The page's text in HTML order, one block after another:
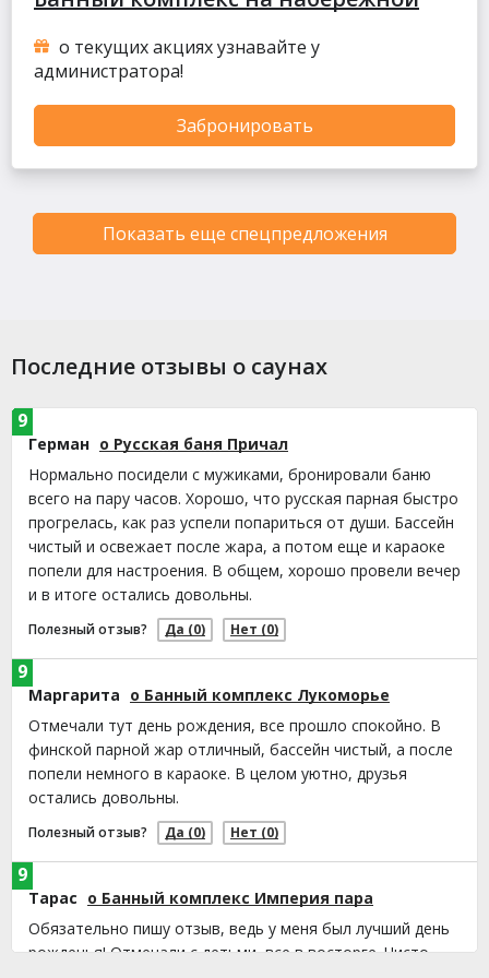
о текущих акциях узнавайте у
администратора!
Забронировать
Показать еще спецпредложения
Последние отзывы о саунах
Герман о Русская баня Причал
Нормально посидели с мужиками, бронировали баню
всего на пару часов. Хорошо, что русская парная быстро
прогрелась, как раз успели попариться от души. Бассейн
чистый и освежает после жара, а потом еще и караоке
попели для настроения. В общем, хорошо провели вечер
и в итоге остались довольны.
Полезный отзыв? Да (0) Нет (0)
9
Маргарита о Банный комплекс Лукоморье
Отмечали тут день рождения, все прошло спокойно. В
финской парной жар отличный, бассейн чистый, а после
попели немного в караоке. В целом уютно, друзья
остались довольны.
Полезный отзыв? Да (0) Нет (0)
9
Тарас о Банный комплекс Империя пара
Обязательно пишу отзыв, ведь у меня был лучший день
рожденья! Отмечали с детьми, все в восторге. Чисто,
9